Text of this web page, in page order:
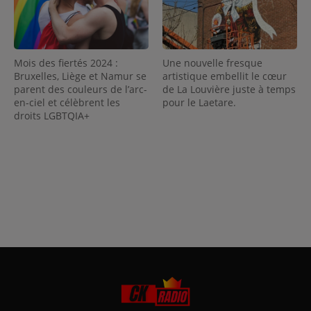
Mois des fiertés 2024 :
Bruxelles, Liège et Namur se
parent des couleurs de l’arc-
en-ciel et célèbrent les
droits LGBTQIA+
Une nouvelle fresque
artistique embellit le cœur
de La Louvière juste à temps
pour le Laetare.